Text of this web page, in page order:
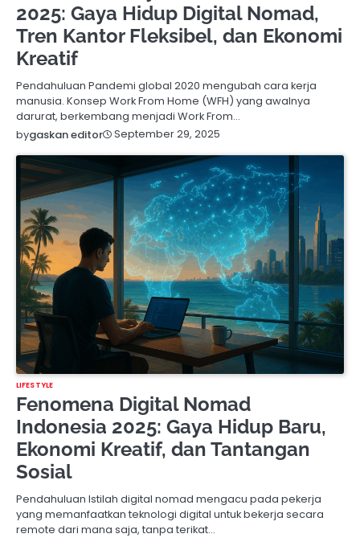
2025: Gaya Hidup Digital Nomad,
Tren Kantor Fleksibel, dan Ekonomi
Kreatif
Pendahuluan Pandemi global 2020 mengubah cara kerja
manusia. Konsep Work From Home (WFH) yang awalnya
darurat, berkembang menjadi Work From…
bygaskan editor September 29, 2025
LIFESTYLE
Fenomena Digital Nomad
Indonesia 2025: Gaya Hidup Baru,
Ekonomi Kreatif, dan Tantangan
Sosial
Pendahuluan Istilah digital nomad mengacu pada pekerja
yang memanfaatkan teknologi digital untuk bekerja secara
remote dari mana saja, tanpa terikat…